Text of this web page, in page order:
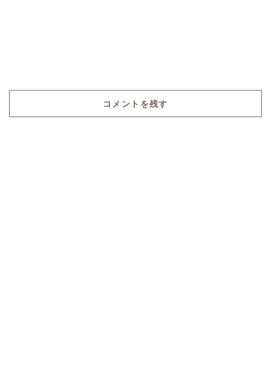
コメントを残す